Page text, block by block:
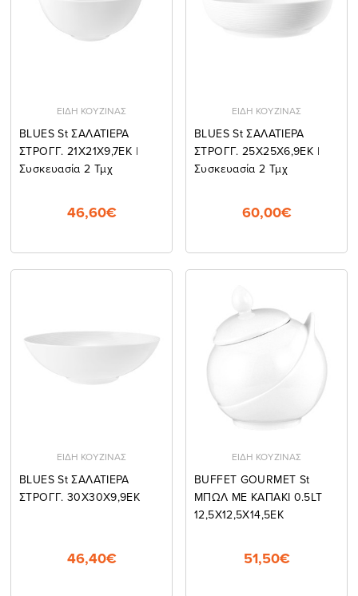
ΕΙΔΗ ΚΟΥΖΙΝΑΣ
BLUES St ΣΑΛΑΤΙΕΡΑ
ΣΤΡΟΓΓ. 21Χ21Χ9,7ΕΚ |
Συσκευασία 2 Τμχ
46,60€
ΕΙΔΗ ΚΟΥΖΙΝΑΣ
BLUES St ΣΑΛΑΤΙΕΡΑ
ΣΤΡΟΓΓ. 25Χ25Χ6,9ΕΚ |
Συσκευασία 2 Τμχ
60,00€
ΕΙΔΗ ΚΟΥΖΙΝΑΣ
BLUES St ΣΑΛΑΤΙΕΡΑ
ΣΤΡΟΓΓ. 30Χ30Χ9,9ΕΚ
46,40€
ΕΙΔΗ ΚΟΥΖΙΝΑΣ
BUFFET GOURMET St
ΜΠΩΛ ΜΕ ΚΑΠΑΚΙ 0.5LT
12,5Χ12,5Χ14,5ΕΚ
51,50€